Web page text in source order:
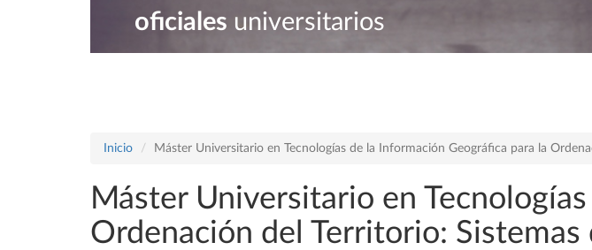
oficiales universitarios
Inicio Máster Universitario en Tecnologías de la Información Geográfica para la
Máster Universitario en
Ordenación del Territorio: